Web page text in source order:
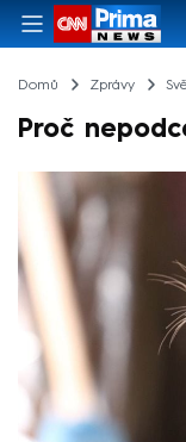
Domů Zprávy
Proč